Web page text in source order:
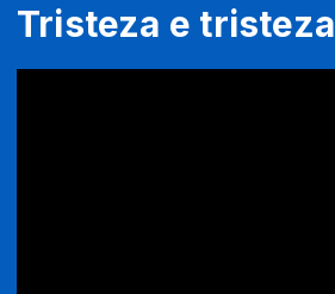
Tristeza e tristeza